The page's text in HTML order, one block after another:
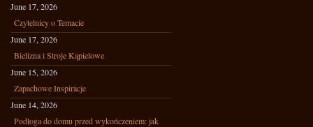
June 17, 2026
Czytelnicy o Temacie
June 17, 2026
Bielizna i Stroje Kąpielowe
June 15, 2026
Zapachowe Inspiracje
June 14, 2026
Podłoga do domu przed wykończeniem: jak